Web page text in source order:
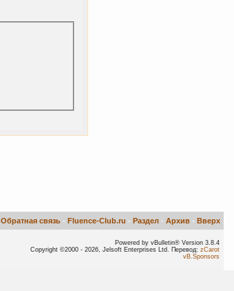
Обратная связь - Fluence-Club.ru - Раздел - Архив - Вверх
Powered by vBulletin® Version 3.8.4
Copyright ©2000 - 2026, Jelsoft Enterprises Ltd. Перевод: zCarot
vB.Sponsors